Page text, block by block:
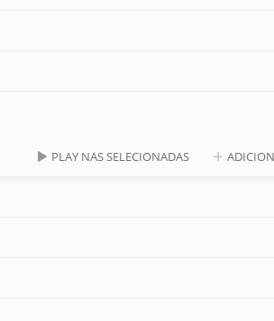
PLAY NAS SELECIONADAS